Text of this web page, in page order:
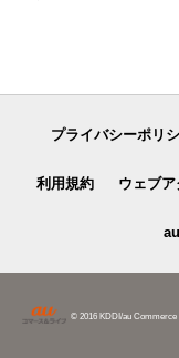
プライバシーポリ
利用規約 ウェブ
© 2016 KDDI/au Commerce